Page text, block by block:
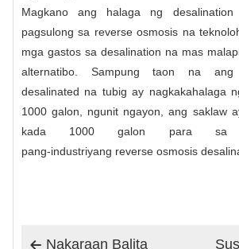
Magkano ang halaga ng
pagsulong sa reverse osmosis na
mga gastos sa desalination na mas
alternatibo. Sampung taon na ang
desalinated na tubig ay nagkakahalaga
1000 galon, ngunit ngayon, ang saklaw
kada 1000 galon para sa
pang-industriyang reverse osmosis
 Nakaraan Balita